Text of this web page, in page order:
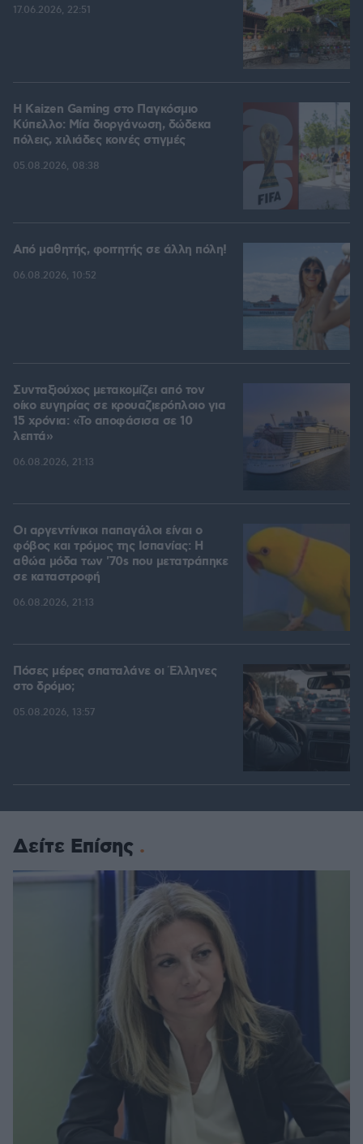
17.06.2026, 22:51
H Kaizen Gaming στο Παγκόσμιο
Kύπελλο: Μία διοργάνωση, δώδεκα
πόλεις, χιλιάδες κοινές στιγμές
05.08.2026, 08:38
Από μαθητής, φοιτητής σε άλλη πόλη!
06.08.2026, 10:52
Συνταξιούχος μετακομίζει από τον
οίκο ευγηρίας σε κρουαζιερόπλοιο για
15 χρόνια: «Το αποφάσισα σε 10
λεπτά»
06.08.2026, 21:13
Οι αργεντίνικοι παπαγάλοι είναι ο
φόβος και τρόμος της Ισπανίας: Η
αθώα μόδα των '70s που μετατράπηκε
σε καταστροφή
06.08.2026, 21:13
Πόσες μέρες σπαταλάνε οι Έλληνες
στο δρόμο;
05.08.2026, 13:57
Δείτε Επίσης